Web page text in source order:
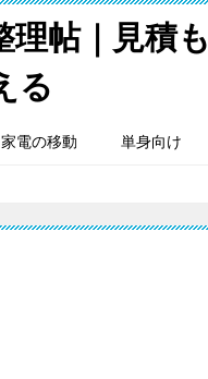
帖｜見積も
る
家電の移動 単身向け